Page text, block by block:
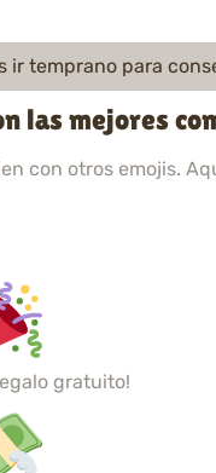
ir temprano para
las mejores
con otros emojis.
gratuito!